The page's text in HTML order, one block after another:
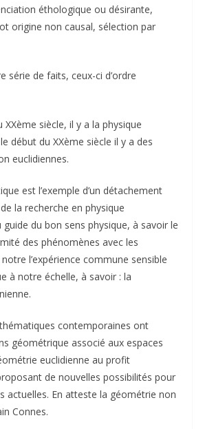
éthologique ou désirante,
origine non causal, sélection par
série de faits, ceux-ci d’ordre
XXème siècle, il y a la physique
début du XXème siècle il y a des
euclidiennes.
est l’exemple d’un détachement
la recherche en physique
du bon sens physique, à savoir le
des phénomènes avec les
l’expérience commune sensible
à notre échelle, à savoir : la
contemporaines ont
géométrique associé aux espaces
euclidienne au profit
de nouvelles possibilités pour
actuelles. En atteste la géométrie non
Connes.